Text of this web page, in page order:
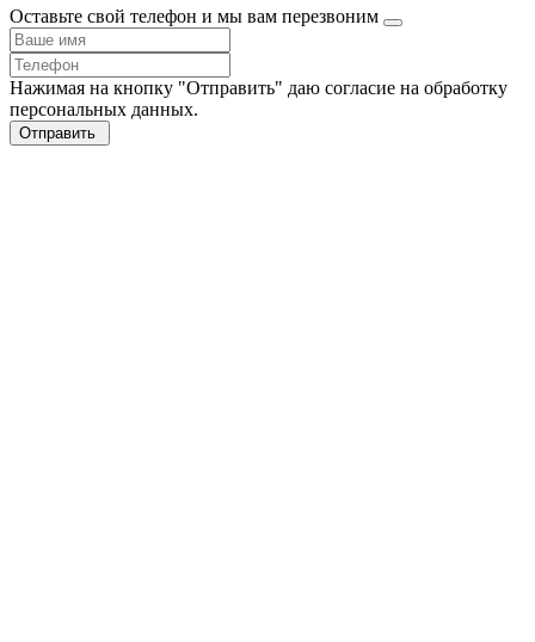
Оставьте свой телефон и мы вам перезвоним
Нажимая на кнопку "Отправить" даю согласие на обработку
персональных данных.